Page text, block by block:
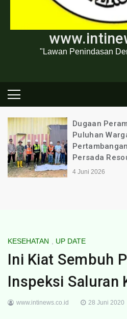
"Lawan Penindasan
Dugaan
Puluhan
Persada
4 Juni 2026
KESEHATAN , UP DATE
Ini Kiat Sembuh
Inspeksi Saluran
www.intinews.co.id 28 Juni 2020